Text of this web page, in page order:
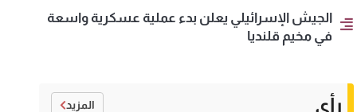
الجيش الإسرائيلي يعلن بدء عملية عسكرية واسعة
في مخيم قلنديا
رأي المزيد